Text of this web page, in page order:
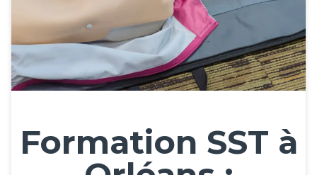
Formation SST à